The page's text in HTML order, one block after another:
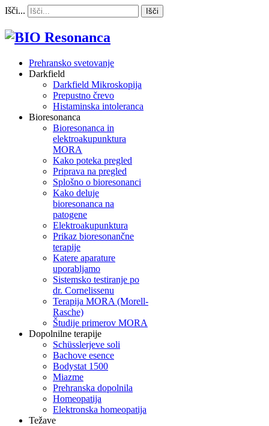
Išči... Išči
Prehransko svetovanje
Darkfield
Darkfield Mikroskopija
Prepustno črevo
Histaminska intoleranca
Bioresonanca
Bioresonanca in
elektroakupunktura
MORA
Kako poteka pregled
Priprava na pregled
Splošno o bioresonanci
Kako deluje
bioresonanca na
patogene
Elektroakupunktura
Prikaz bioresonančne
terapije
Katere aparature
uporabljamo
Sistemsko testiranje po
dr. Cornelissenu
Terapija MORA (Morell-
Rasche)
Študije primerov MORA
Dopolnilne terapije
Schüsslerjeve soli
Bachove esence
Bodystat 1500
Miazme
Prehranska dopolnila
Homeopatija
Elektronska homeopatija
Težave